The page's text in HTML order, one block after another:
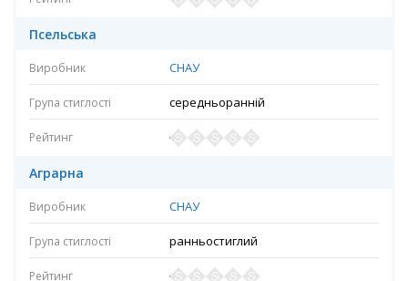
Псельська
СНАУ
середньоранній
Аграрна
СНАУ
ранньостиглий